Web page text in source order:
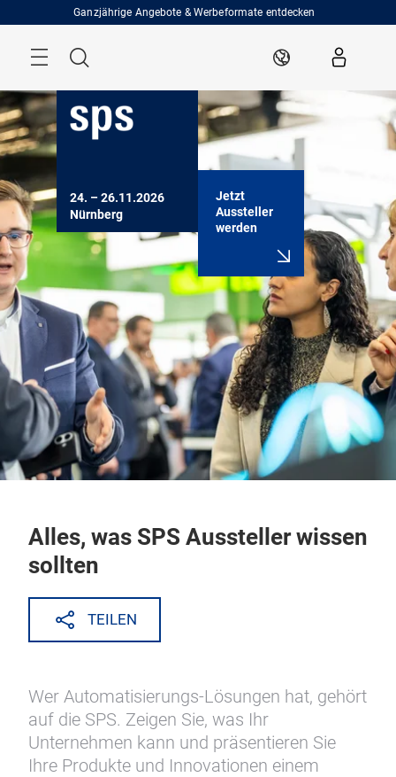
Ganzjährige Angebote & Werbeformate entdecken
Suche DE
24. – 26.11.2026
Nürnberg
Jetzt
Aussteller
werden
Alles, was SPS Aussteller wissen
sollten
TEILEN
Wer Automatisierungs-Lösungen hat, gehört
auf die SPS. Zeigen Sie, was Ihr
Unternehmen kann und präsentieren Sie
Ihre Produkte und Innovationen einem